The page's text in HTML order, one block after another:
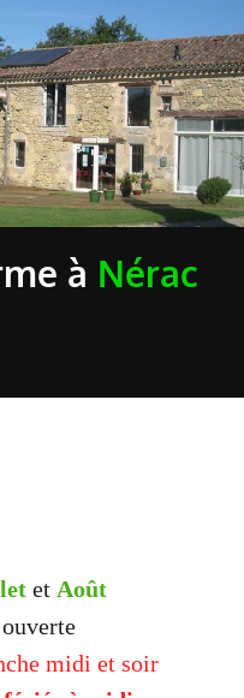
à Nérac
et Août
midi et soir